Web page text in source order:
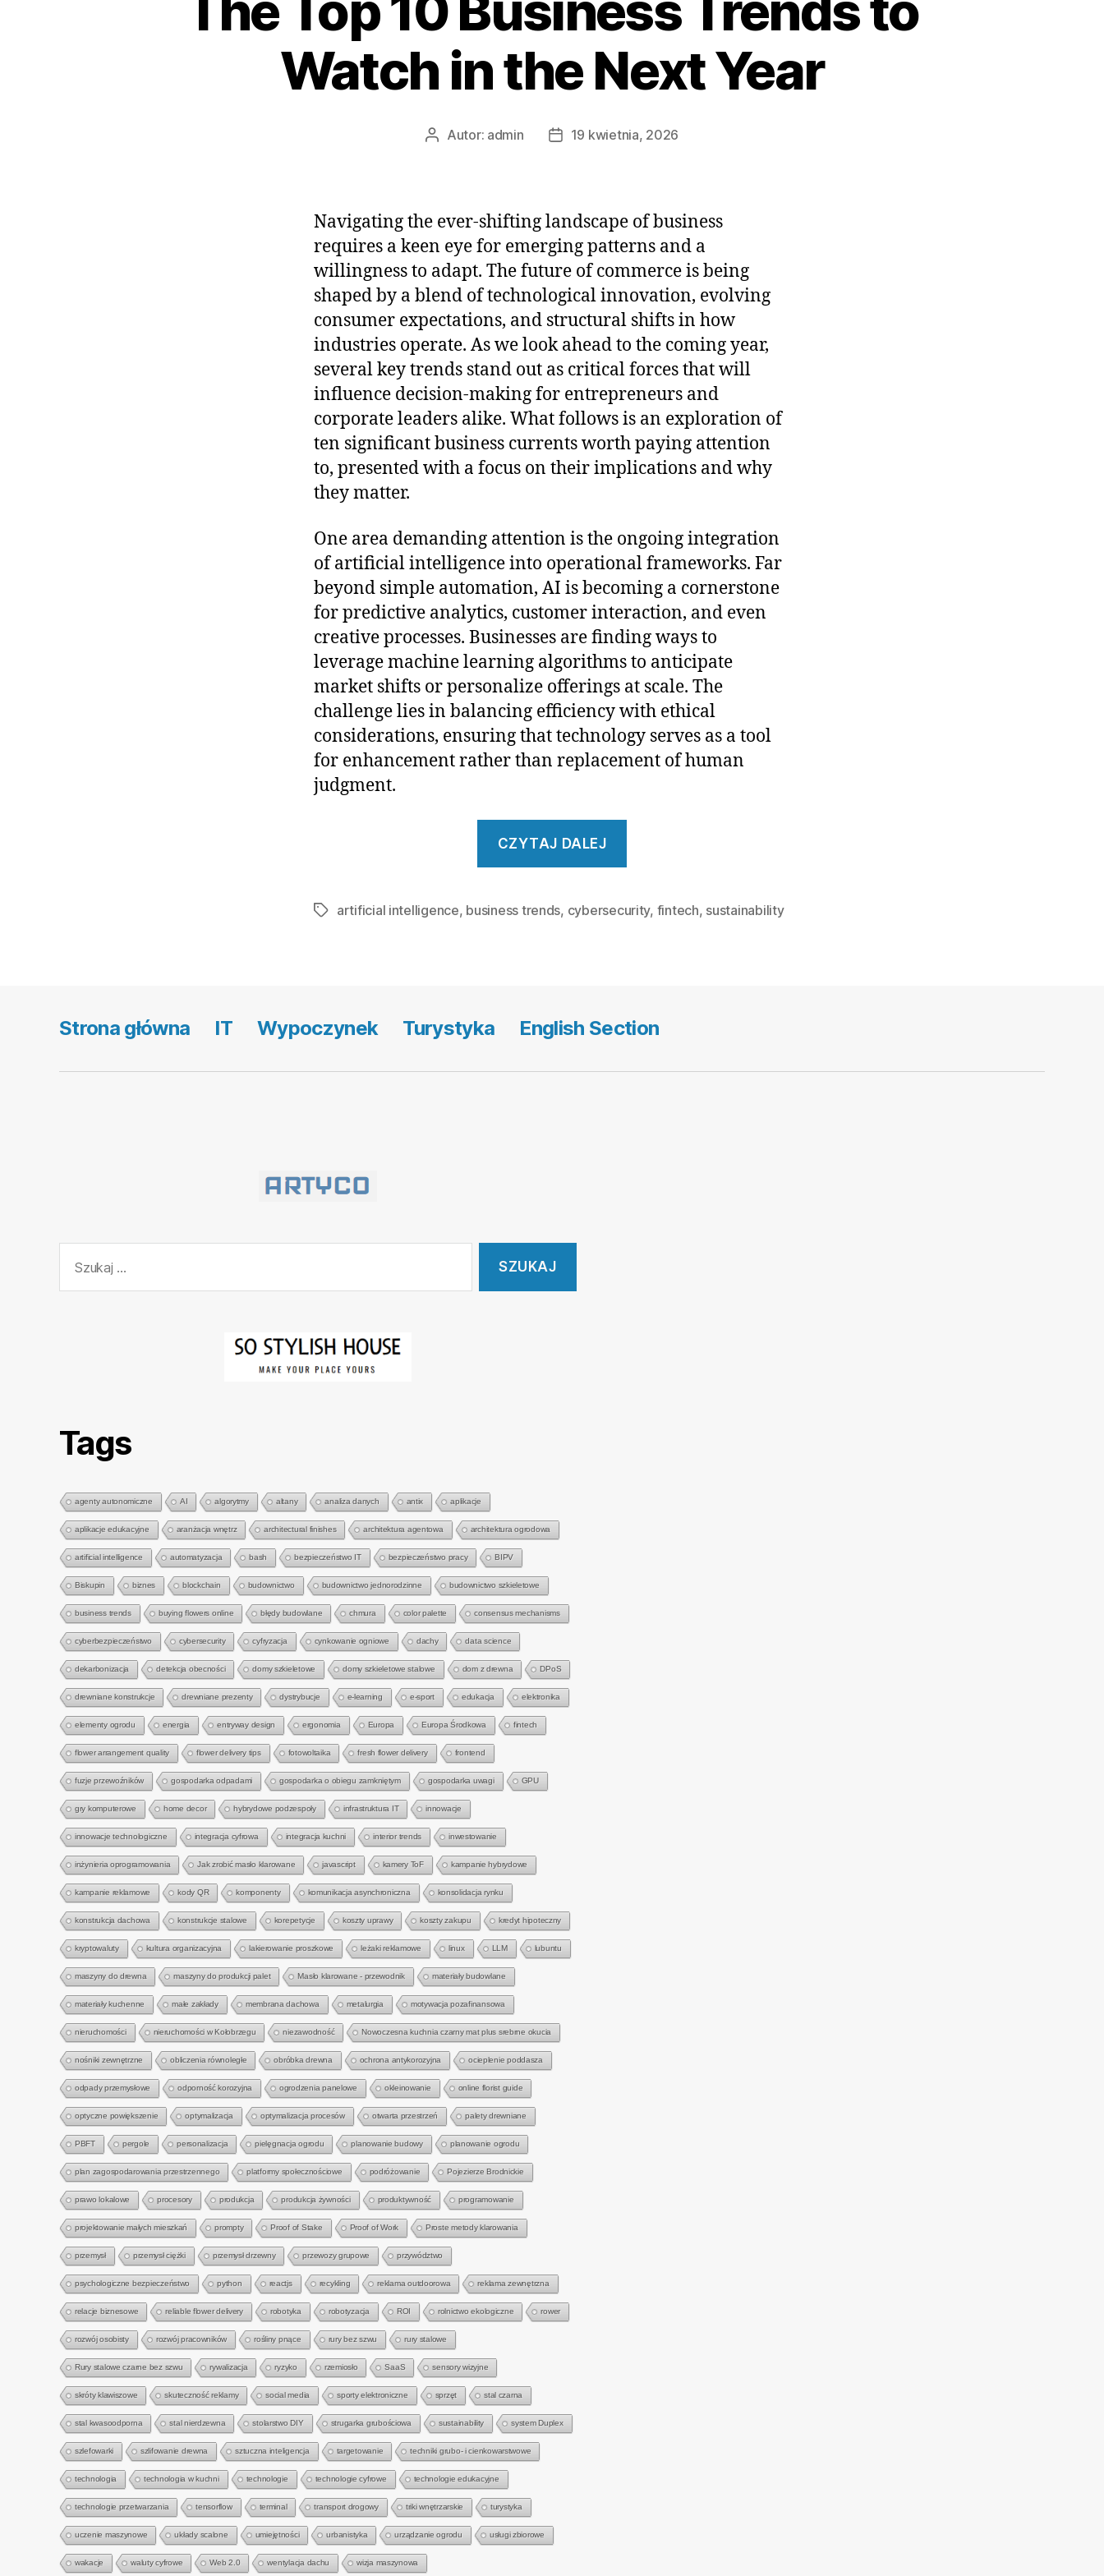
Watch in the Next Year
AutorAutor: admin
Data19 kwietnia, 2026
Navigating the ever-shifting landscape of business
requires a keen eye for emerging patterns and a
willingness to adapt. The future of commerce is being
shaped by a blend of technological innovation, evolving
consumer expectations, and structural shifts in how
industries operate. As we look ahead to the coming year,
several key trends stand out as critical forces that will
influence decision-making for entrepreneurs and
corporate leaders alike. What follows is an exploration of
ten significant business currents worth paying attention
to, presented with a focus on their implications and why
they matter.
One area demanding attention is the ongoing integration
of artificial intelligence into operational frameworks. Far
beyond simple automation, AI is becoming a cornerstone
for predictive analytics, customer interaction, and even
creative processes. Businesses are finding ways to
leverage machine learning algorithms to anticipate
market shifts or personalize offerings at scale. The
challenge lies in balancing efficiency with ethical
considerations, ensuring that technology serves as a tool
for enhancement rather than replacement of human
judgment.
CZYTAJ DALEJ
Business
the
Tagiartificial intelligence, business trends, cybersecurity, fintech, sustainability
Strona główna IT Wypoczynek Turystyka English Section
Tags
agenty autonomiczne AI algorytmy altany analiza danych antix aplikacje
aplikacje edukacyjne aranżacja wnętrz architectural finishes architektura agentowa architektura ogrodowa
artificial intelligence automatyzacja bash bezpieczeństwo IT bezpieczeństwo pracy BIPV
Biskupin biznes blockchain budownictwo budownictwo jednorodzinne budownictwo szkieletowe
business trends buying flowers online błędy budowlane chmura color palette consensus mechanisms
cyberbezpieczeństwo cybersecurity cyfryzacja cynkowanie ogniowe dachy data science
dekarbonizacja detekcja obecności domy szkieletowe domy szkieletowe stalowe dom z drewna DPoS
drewniane konstrukcje drewniane prezenty dystrybucje e-learning e-sport edukacja elektronika
elementy ogrodu energia entryway design ergonomia Europa Europa Środkowa fintech
flower arrangement quality flower delivery tips fotowoltaika fresh flower delivery frontend
fuzje przewoźników gospodarka odpadami gospodarka o obiegu zamkniętym gospodarka uwagi GPU
gry komputerowe home decor hybrydowe podzespoły infrastruktura IT innowacje
innowacje technologiczne integracja cyfrowa integracja kuchni interior trends inwestowanie
inżynieria oprogramowania Jak zrobić masło klarowane javascript kamery ToF kampanie hybrydowe
kampanie reklamowe kody QR komponenty komunikacja asynchroniczna konsolidacja rynku
konstrukcja dachowa konstrukcje stalowe korepetycje koszty uprawy koszty zakupu kredyt hipoteczny
kryptowaluty kultura organizacyjna lakierowanie proszkowe leżaki reklamowe linux LLM lubuntu
maszyny do drewna maszyny do produkcji palet Masło klarowane - przewodnik materiały budowlane
materiały kuchenne małe zakłady membrana dachowa metalurgia motywacja pozafinansowa
nieruchomości nieruchomości w Kołobrzegu niezawodność Nowoczesna kuchnia czarny mat plus srebrne okucia
nośniki zewnętrzne obliczenia równoległe obróbka drewna ochrona antykorozyjna ocieplenie poddasza
odpady przemysłowe odporność korozyjna ogrodzenia panelowe okleinowanie online florist guide
optyczne powiększenie optymalizacja optymalizacja procesów otwarta przestrzeń palety drewniane
PBFT pergole personalizacja pielęgnacja ogrodu planowanie budowy planowanie ogrodu
plan zagospodarowania przestrzennego platformy społecznościowe podróżowanie Pojezierze Brodnickie
prawo lokalowe procesory produkcja produkcja żywności produktywność programowanie
projektowanie małych mieszkań prompty Proof of Stake Proof of Work Proste metody klarowania
przemysł przemysł ciężki przemysł drzewny przewozy grupowe przywództwo
psychologiczne bezpieczeństwo python reactjs recykling reklama outdoorowa reklama zewnętrzna
relacje biznesowe reliable flower delivery robotyka robotyzacja ROI rolnictwo ekologiczne rower
rozwój osobisty rozwój pracowników rośliny pnące rury bez szwu rury stalowe
Rury stalowe czarne bez szwu rywalizacja ryzyko rzemiosło SaaS sensory wizyjne
skróty klawiszowe skuteczność reklamy social media sporty elektroniczne sprzęt stal czarna
stal kwasoodporna stal nierdzewna stolarstwo DIY strugarka grubościowa sustainability system Duplex
szlefowarki szlifowanie drewna sztuczna inteligencja targetowanie techniki grubo- i cienkowarstwowe
technologia technologia w kuchni technologie technologie cyfrowe technologie edukacyjne
technologie przetwarzania tensorflow terminal transport drogowy triki wnętrzarskie turystyka
uczenie maszynowe układy scalone umiejętności urbanistyka urządzanie ogrodu usługi zbiorowe
wakacje waluty cyfrowe Web 2.0 wentylacja dachu wizja maszynowa